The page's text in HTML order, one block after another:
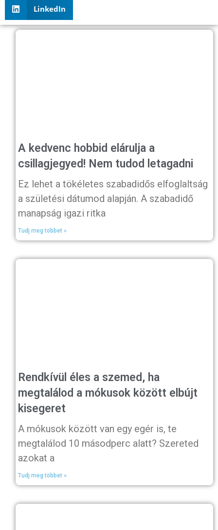
LinkedIn
A kedvenc hobbid elárulja a
csillagjegyed! Nem tudod letagadni
Ez lehet a tökéletes szabadidős elfoglaltság
a születési dátumod alapján. A szabadidő
manapság igazi ritka
Tudj meg többet »
Rendkívül éles a szemed, ha
megtalálod a mókusok között elbújt
kisegeret
A mókusok között van egy egér is, te
megtalálod 10 másodperc alatt? Szereted
azokat a
Tudj meg többet »